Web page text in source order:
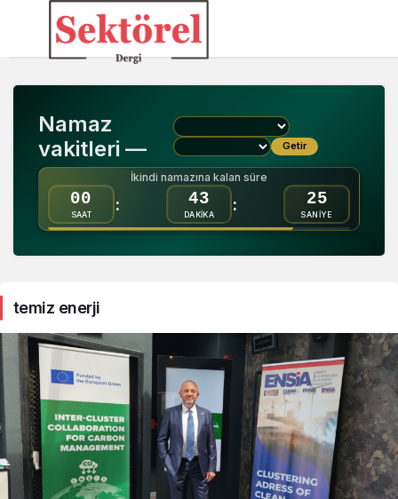
temiz
enerji
Haberleri
Namaz
vakitleri —
Getir
İkindi namazına kalan süre
00
SAAT
: 43
DAKİKA
: 25
SANİYE
temiz enerji